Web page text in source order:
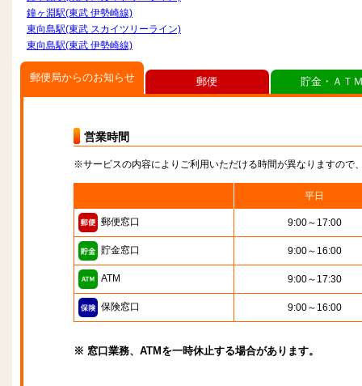
鐘ヶ淵駅(東武 伊勢崎線)
東向島駅(東武 スカイツリーライン)
東向島駅(東武 伊勢崎線)
郵便局からのお知らせ
営業時間
※サービスの内容によりご利用いただける時間が異なりますので
平日
郵便窓口 9:00～17:00
貯金窓口 9:00～16:00
ATM 9:00～17:30
保険窓口 9:00～16:00
※ 窓口業務、ATMを一時休止する場合があります。
郵便 貯金・ＡＴ